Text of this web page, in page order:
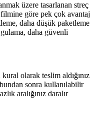
üzere tasarlanan streç
göre pek çok avantaj
daha düşük paketleme
daha güvenli
olarak teslim aldığınız
sonra kullanılabilir
aralığınız daralır